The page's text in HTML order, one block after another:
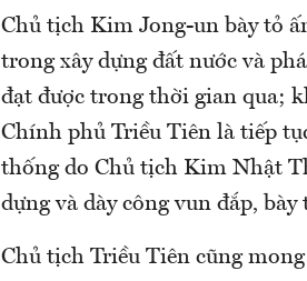
Chủ tịch Kim Jong-un bày tỏ
trong xây dựng đất nước và
đạt được trong thời gian qua;
Chính phủ Triều Tiên là tiếp
thống do Chủ tịch Kim Nhật
dựng và dày công vun đắp,
Chủ tịch Triều Tiên cũng